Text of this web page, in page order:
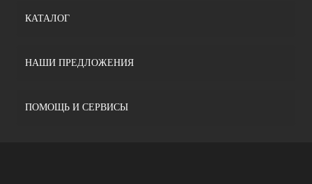
КАТАЛОГ
НАШИ ПРЕДЛОЖЕНИЯ
ПОМОЩЬ И СЕРВИСЫ